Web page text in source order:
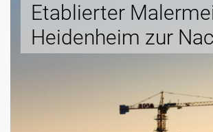
Etablierter
Heidenheim zur